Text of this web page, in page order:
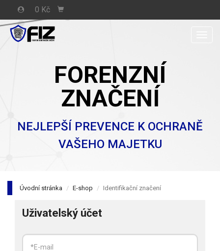
0 Kč
FORENZNÍ
ZNAČENÍ
NEJLEPŠÍ PREVENCE K OCHRANĚ
VAŠEHO MAJETKU
Úvodní stránka E-shop Identifikační značení
Uživatelský účet